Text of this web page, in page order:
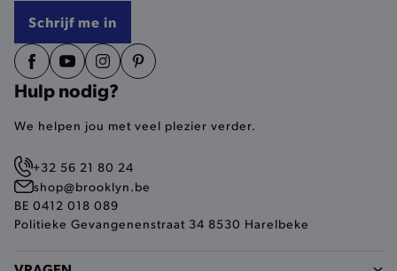
Schrijf me in
Hulp nodig?
We helpen jou met veel plezier verder.
+32 56 21 80 24
shop@brooklyn.be
BE 0412 018 089
Politieke Gevangenenstraat 34 8530 Harelbeke
pickupAddress
product-out-of-stock-modal
Google Privacy Policy